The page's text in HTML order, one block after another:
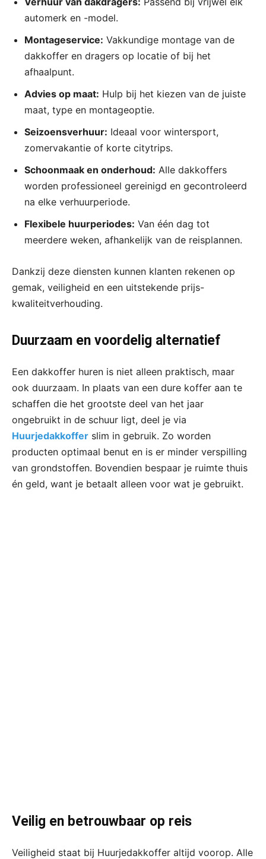
automerk en -model.
Montageservice: Vakkundige montage van de
dakkoffer en dragers op locatie of bij het
afhaalpunt.
Advies op maat: Hulp bij het kiezen van de juiste
maat, type en montageoptie.
Seizoensverhuur: Ideaal voor wintersport,
zomervakantie of korte citytrips.
Schoonmaak en onderhoud: Alle dakkoffers
worden professioneel gereinigd en gecontroleerd
na elke verhuurperiode.
Flexibele huurperiodes: Van één dag tot
meerdere weken, afhankelijk van de reisplannen.
Dankzij deze diensten kunnen klanten rekenen op
gemak, veiligheid en een uitstekende prijs-
kwaliteitverhouding.
Duurzaam en voordelig alternatief
Een dakkoffer huren is niet alleen praktisch, maar
ook duurzaam. In plaats van een dure koffer aan te
schaffen die het grootste deel van het jaar
ongebruikt in de schuur ligt, deel je via
Huurjedakkoffer slim in gebruik. Zo worden
producten optimaal benut en is er minder verspilling
van grondstoffen. Bovendien bespaar je ruimte thuis
én geld, want je betaalt alleen voor wat je gebruikt.
Veilig en betrouwbaar op reis
Veiligheid staat bij Huurjedakkoffer altijd voorop. Alle